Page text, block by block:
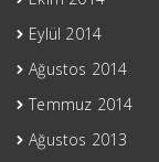
Eylül 2014
Ağustos 2014
Temmuz 2014
Ağustos 2013